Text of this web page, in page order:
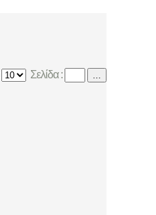
Σελίδα : ...